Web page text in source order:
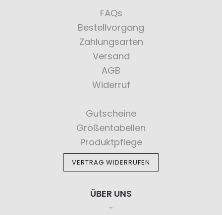
FAQs
Bestellvorgang
Zahlungsarten
Versand
AGB
Widerruf
Gutscheine
Größentabellen
Produktpflege
VERTRAG WIDERRUFEN
ÜBER UNS